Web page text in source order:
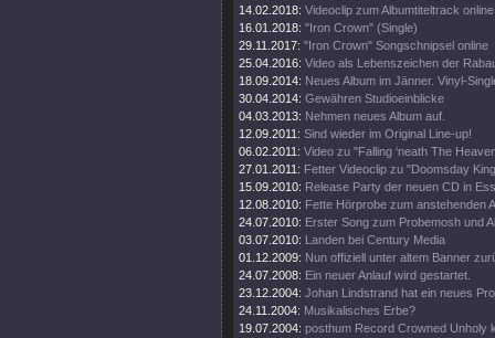
14.02.2018: Videoclip zum Albumtiteltrack online
16.01.2018: "Iron Crown" (Single)
29.11.2017: "Iron Crown" Songschnipsel online
25.04.2016: Video als Lebenszeichen der
18.09.2014: Neues Album im Jänner. Vinyl-
30.04.2014: Gewähren Studioeinblicke
04.03.2013: Nehmen neues Album auf.
12.09.2011: Sind wieder im Original Line-up!
06.02.2011: Video zu "Falling ‘neath The
27.01.2011: Fetter Videoclip zu "Doomsday
15.09.2010: Release Party der neuen CD in
12.08.2010: Fette Hörprobe zum anstehenden
24.07.2010: Erster Song zum Probemosh und
03.07.2010: Landen bei Century Media
01.12.2009: Nun offiziell unter altem Banner
24.07.2008: Ein neuer Anlauf wird gestartet.
23.12.2004: Johan Lindstrand hat ein neues
24.11.2004: Musikalisches Erbe?
19.07.2004: posthum Record Crowned Unholy